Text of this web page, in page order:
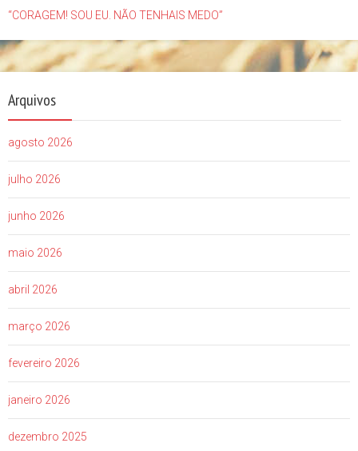
“CORAGEM! SOU EU. NÃO TENHAIS MEDO”
Arquivos
agosto 2026
julho 2026
junho 2026
maio 2026
abril 2026
março 2026
fevereiro 2026
janeiro 2026
dezembro 2025